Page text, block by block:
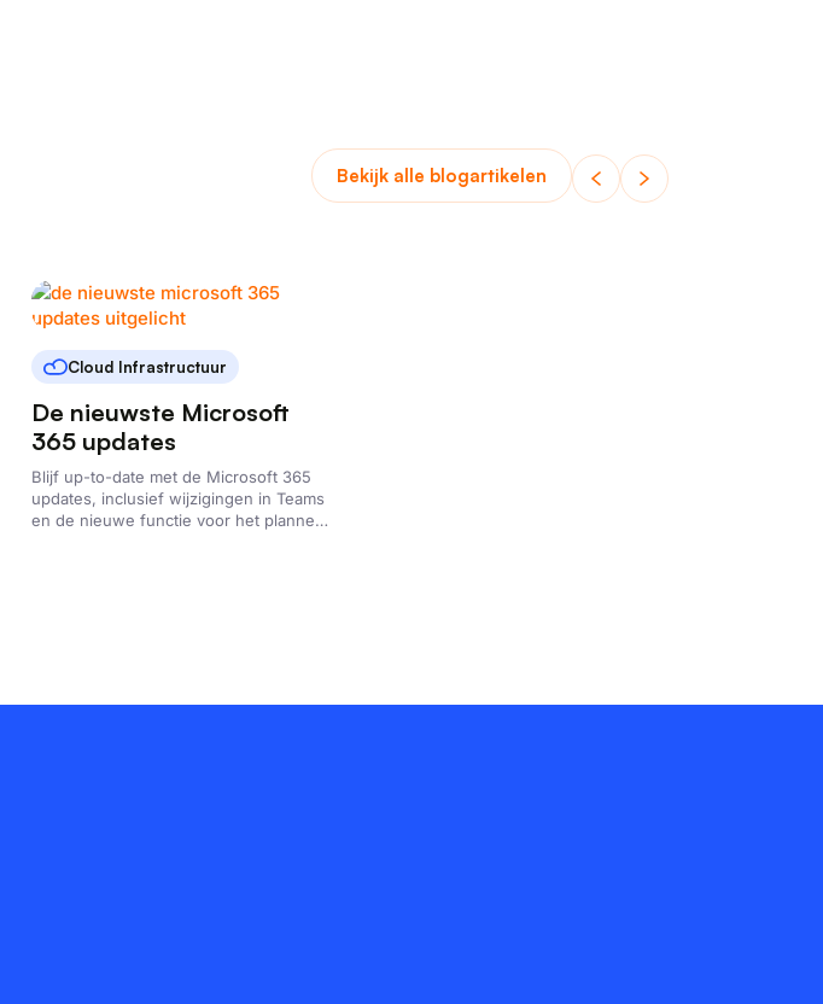
Bekijk alle blogartikelen
Cloud Infrastructuur
De nieuwste Microsoft
365 updates
Blijf up-to-date met de Microsoft 365
updates, inclusief wijzigingen in Teams
en de nieuwe functie voor het plannen